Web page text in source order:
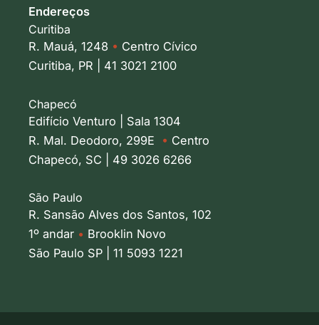
Endereços
Curitiba
R. Mauá, 1248 • Centro Cívico
Curitiba, PR | 41 3021 2100
Chapecó
Edifício Venturo | Sala 1304
R. Mal. Deodoro, 299E • Centro
Chapecó, SC | 49 3026 6266
São Paulo
R. Sansão Alves dos Santos, 102
1º andar • Brooklin Novo
São Paulo SP | 11 5093 1221